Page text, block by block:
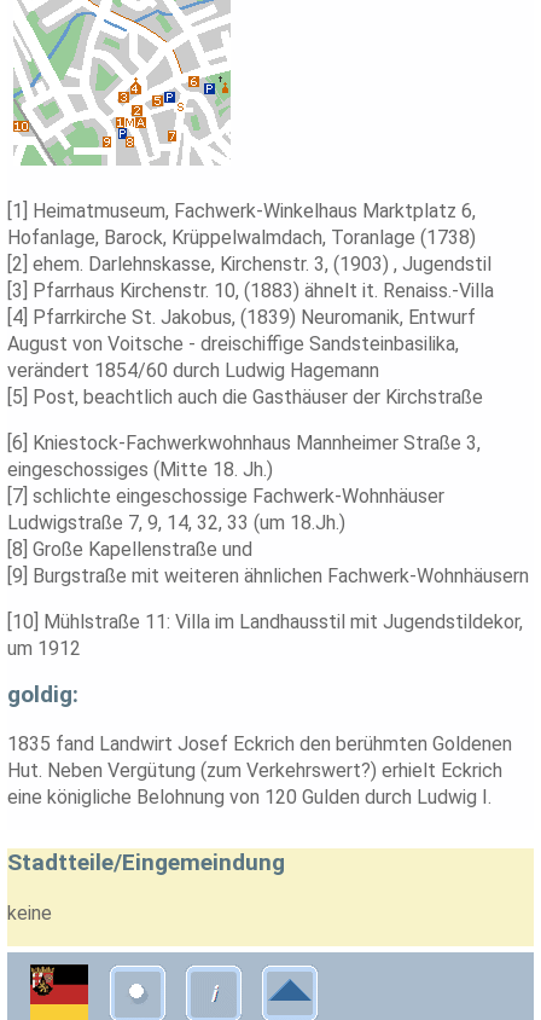
[1] Heimatmuseum, Fachwerk-Winkelhaus Marktplatz 6,
Hofanlage, Barock, Krüppelwalmdach, Toranlage (1738)
[2] ehem. Darlehnskasse, Kirchenstr. 3, (1903) , Jugendstil
[3] Pfarrhaus Kirchenstr. 10, (1883) ähnelt it. Renaiss.-Villa
[4] Pfarrkirche St. Jakobus, (1839) Neuromanik, Entwurf
August von Voitsche - dreischiffige Sandsteinbasilika,
verändert 1854/60 durch Ludwig Hagemann
[5] Post, beachtlich auch die Gasthäuser der Kirchstraße
[6] Kniestock-Fachwerkwohnhaus Mannheimer Straße 3,
eingeschossiges (Mitte 18. Jh.)
[7] schlichte eingeschossige Fachwerk-Wohnhäuser
Ludwigstraße 7, 9, 14, 32, 33 (um 18.Jh.)
[8] Große Kapellenstraße und
[9] Burgstraße mit weiteren ähnlichen Fachwerk-Wohnhäusern
[10] Mühlstraße 11: Villa im Landhausstil mit Jugendstildekor,
um 1912
goldig:
1835 fand Landwirt Josef Eckrich den berühmten Goldenen
Hut. Neben Vergütung (zum Verkehrswert?) erhielt Eckrich
eine königliche Belohnung von 120 Gulden durch Ludwig I.
Stadtteile/Eingemeindung
keine